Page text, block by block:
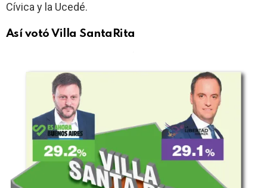
Cívica y la Ucedé.
Así votó Villa SantaRita